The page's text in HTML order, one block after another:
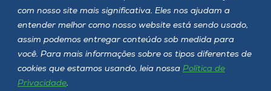
com nosso site mais significativa. Eles nos ajudam a
entender melhor como nosso website está sendo usado,
assim podemos entregar conteúdo sob medida para
você. Para mais informações sobre os tipos diferentes de
cookies que estamos usando, leia nossa Política de
Privacidade.